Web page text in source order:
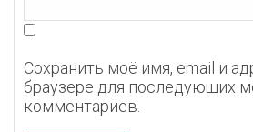
Сохранить моё имя, email и
браузере для последующих
комментариев.